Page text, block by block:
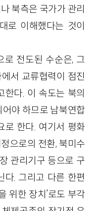
북측은 국가가 관리
로 이해했다는 것이
로 전도된 수순은, 그
서 교류협력이 점진
한다. 이 속도는 북의
야 하므로 남북연합
로 한다. 여기서 평화
으로의 전환, 북미수
관리기구 등으로 구
다. 그리고 다른 한편
위한 장치’로도 부각